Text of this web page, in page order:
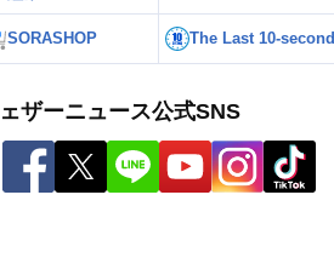
SORASHOP The Last 10-second
ザーニュース公式SNS